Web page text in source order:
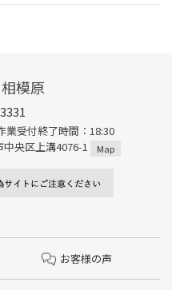
模原
受付終了時間：18:30
央区上溝4076-1
Map
お客様の声